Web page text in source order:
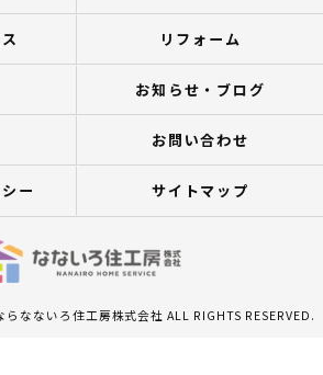
リフォーム
お知らせ・ブログ
お問い合わせ
ー サイトマップ
なないろ住工房株式会社 ALL RIGHTS RESERVED.